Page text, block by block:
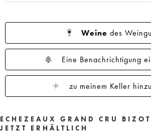
Weine des
Eine Benachrichtigung
zu meinem Keller
ECHEZEAUX GRAND CRU
JETZT ERHÄLTLICH